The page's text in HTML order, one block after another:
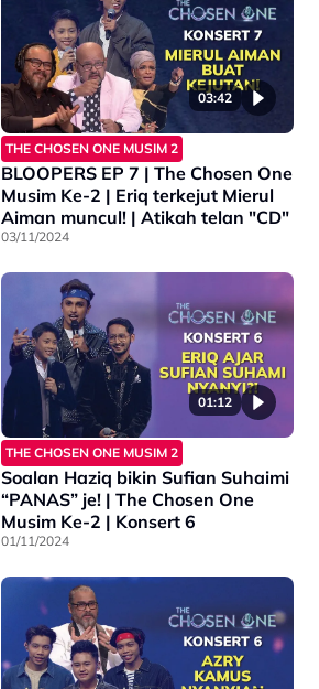
03:42
THE CHOSEN ONE MUSIM 2
BLOOPERS EP 7 | The Chosen One
Musim Ke-2 | Eriq terkejut Mierul
Aiman muncul! | Atikah telan "CD"
03/11/2024
01:12
THE CHOSEN ONE MUSIM 2
Soalan Haziq bikin Sufian Suhaimi
“PANAS” je! | The Chosen One
Musim Ke-2 | Konsert 6
01/11/2024